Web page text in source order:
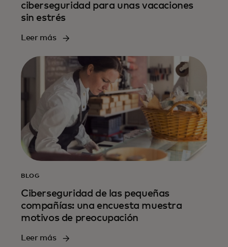
ciberseguridad para unas vacaciones
sin estrés
Leer más
BLOG
Ciberseguridad de las pequeñas
compañías: una encuesta muestra
motivos de preocupación
Leer más